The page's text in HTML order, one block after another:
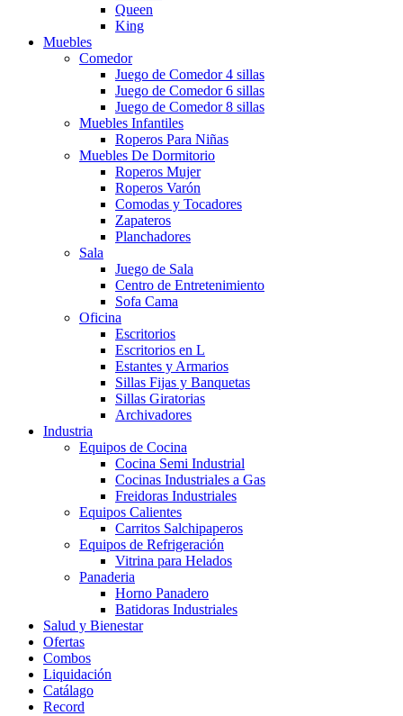
Queen
King
Muebles
Comedor
Juego de Comedor 4 sillas
Juego de Comedor 6 sillas
Juego de Comedor 8 sillas
Muebles Infantiles
Roperos Para Niñas
Muebles De Dormitorio
Roperos Mujer
Roperos Varón
Comodas y Tocadores
Zapateros
Planchadores
Sala
Juego de Sala
Centro de Entretenimiento
Sofa Cama
Oficina
Escritorios
Escritorios en L
Estantes y Armarios
Sillas Fijas y Banquetas
Sillas Giratorias
Archivadores
Industria
Equipos de Cocina
Cocina Semi Industrial
Cocinas Industriales a Gas
Freidoras Industriales
Equipos Calientes
Carritos Salchipaperos
Equipos de Refrigeración
Vitrina para Helados
Panaderia
Horno Panadero
Batidoras Industriales
Salud y Bienestar
Ofertas
Combos
Liquidación
Catálago
Record